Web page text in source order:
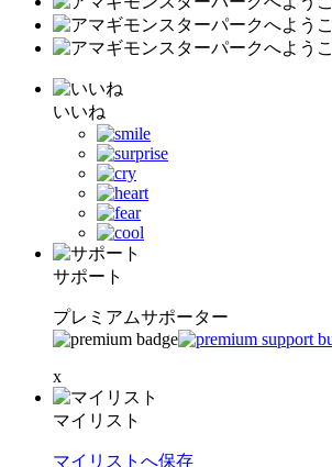
いいね
サポート
プレミアムサポーター
x
マイリスト
マイリストへ保存